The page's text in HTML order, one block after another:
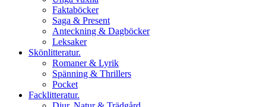
Faktaböcker
Saga & Present
Anteckning & Dagböcker
Leksaker
Skönlitteratur.
Romaner & Lyrik
Spänning & Thrillers
Pocket
Facklitteratur.